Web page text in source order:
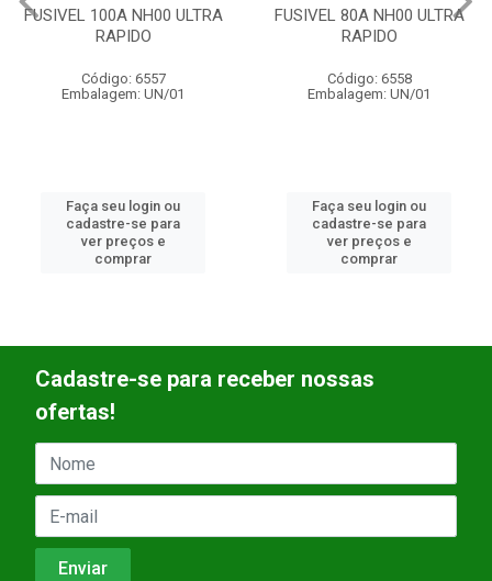
FUSIVEL 100A NH00 ULTRA
RAPIDO
Código: 6557
Embalagem: UN/01
Faça seu login ou
cadastre-se para
ver preços e
comprar
FUSIVEL 80A NH00 ULTRA
RAPIDO
Código: 6558
Embalagem: UN/01
Faça seu login ou
cadastre-se para
ver preços e
comprar
Cadastre-se para receber nossas
ofertas!